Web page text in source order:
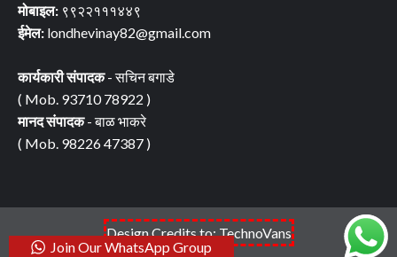
मोबाइल: ९९२२१११४४९
ईमेल: londhevinay82@gmail.com
कार्यकारी संपादक- सचिन बगाडे
( Mob. 93710 78922 )
मानद संपादक- बाळ भाकरे
( Mob. 98226 47387 )
Design Credits to: TechnoVans
Join Our WhatsApp Group